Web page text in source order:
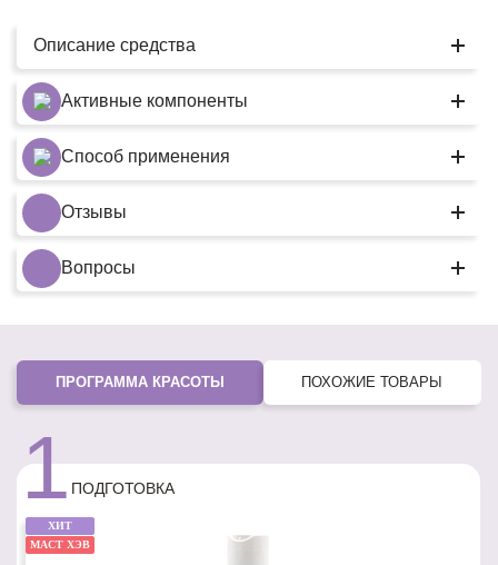
Описание средства
Активные компоненты
Способ применения
Отзывы
Вопросы
ПРОГРАММА КРАСОТЫ ПОХОЖИЕ ТОВАРЫ
1ПОДГОТОВКА
ХИТ
МАСТ ХЭВ